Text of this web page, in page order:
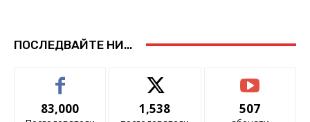
ПОСЛЕДВАЙТЕ НИ...
83,000 1,538 507